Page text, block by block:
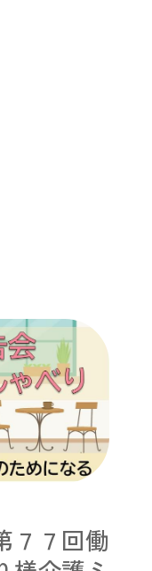
７７回働